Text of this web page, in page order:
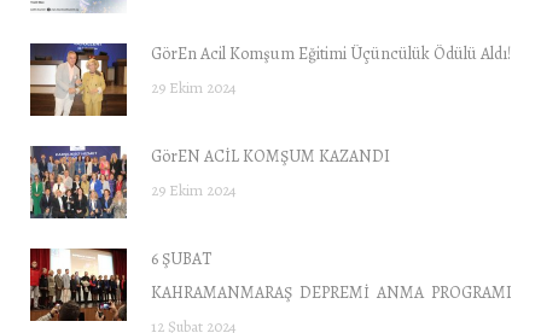
GörEn Acil Komşum Eğitimi Üçüncülük Ödülü Aldı!
29 Ekim 2024
GörEN ACİL KOMŞUM KAZANDI
29 Ekim 2024
6 ŞUBAT
KAHRAMANMARAŞ DEPREMİ ANMA PROGRAMI
12 Şubat 2024